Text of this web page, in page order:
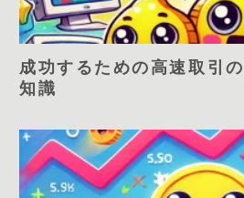
成功するための高速取引
知識